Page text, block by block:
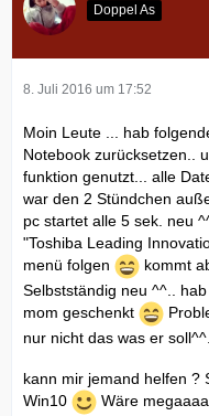
Doppel As
8. Juli 2016 um 17:52
Moin Leute ... hab
Notebook zurücksetzen..
funktion genutzt... alle
war den 2 Stündchen
pc startet alle 5 sek. neu
"Toshiba Leading
menü folgen
kommt
Selbstständig neu ^^..
mom geschenkt
nur nicht das was er
kann mir jemand helfen ?
Win10
Wäre